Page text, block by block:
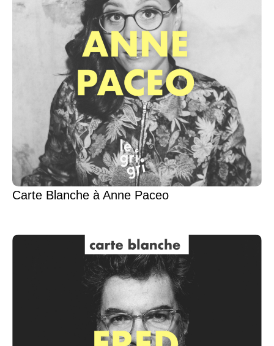
Carte Blanche à Anne Paceo